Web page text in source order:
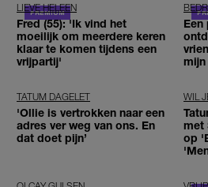
LIEVE HELEEN
Fred (55): 'Ik vind het
moeilijk om meerdere keren
klaar te komen tijdens een
vrijpartij'
Een
TATUM DAGELET
'Ollie is vertrokken naar een
adres ver weg van ons. En
dat doet pijn’
WIL
met
op